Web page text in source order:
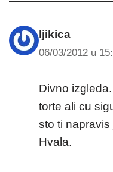
ljikica
06/03/2012 u
Divno
torte ali cu
sto ti
Hvala.